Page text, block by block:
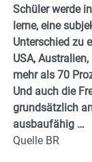
Schüler werde
lerne, eine
Unterschied zu
USA,
mehr als 70
Und auch die
grundsätzlich
ausbaufähig …
Quelle BR